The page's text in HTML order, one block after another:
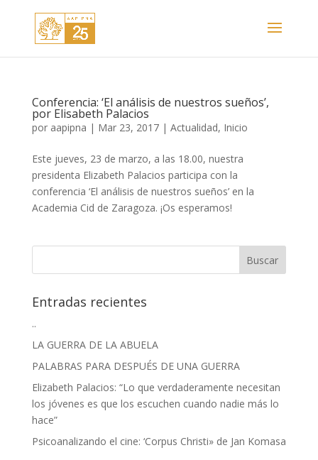
Conferencia: ‘El análisis de nuestros sueños’,
por Elisabeth Palacios
por aapipna | Mar 23, 2017| Actualidad, Inicio
Este jueves, 23 de marzo, a las 18.00, nuestra
presidenta Elizabeth Palacios participa con la
conferencia ‘El análisis de nuestros sueños’ en la
Academia Cid de Zaragoza. ¡Os esperamos!
Entradas recientes
..
LA GUERRA DE LA ABUELA
PALABRAS PARA DESPUÉS DE UNA GUERRA
Elizabeth Palacios: “Lo que verdaderamente necesitan
los jóvenes es que los escuchen cuando nadie más lo
hace”
Psicoanalizando el cine: ‘Corpus Christi» de Jan Komasa